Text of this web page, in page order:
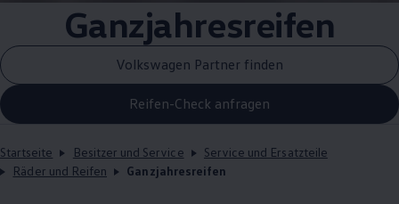
Ganzjahresreifen
Volkswagen Partner finden
Reifen-Check anfragen
Startseite Besitzer und Service
Service und Ersatzteile
Räder und Reifen
Ganzjahresreifen